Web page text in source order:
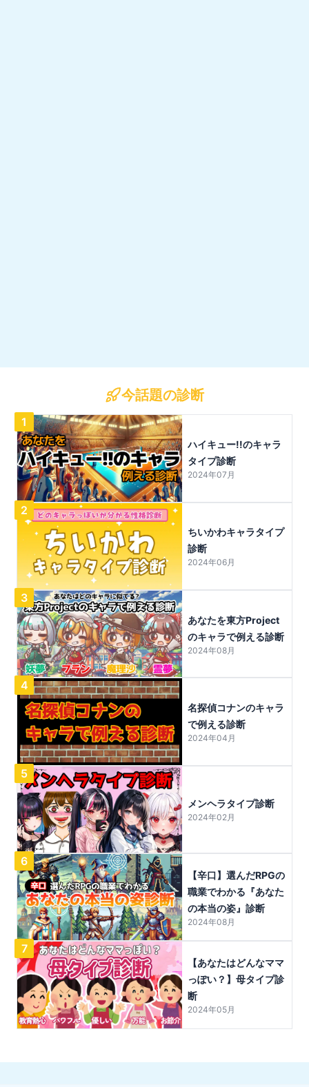
今話題の診断
1
ハイキュー!!のキャラ
タイプ診断
2024年07月
2
ちいかわキャラタイプ
診断
2024年06月
3
あなたを東方Project
のキャラで例える診断
2024年08月
4
名探偵コナンのキャラ
で例える診断
2024年04月
5
メンヘラタイプ診断
2024年02月
6
【辛口】選んだRPGの
職業でわかる『あなた
の本当の姿』診断
2024年08月
7
【あなたはどんなママ
っぽい？】母タイプ診
断
2024年05月